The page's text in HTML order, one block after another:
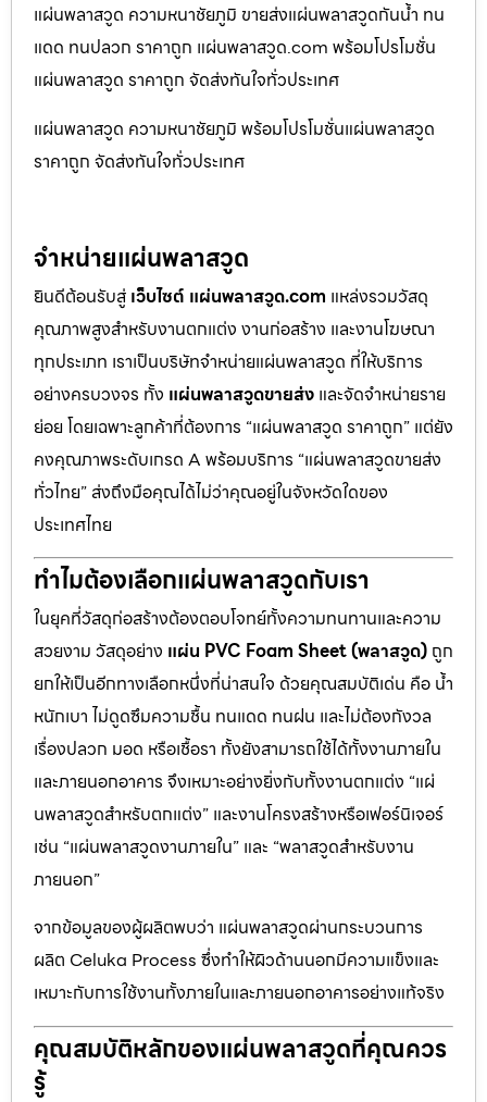
แผ่นพลาสวูด ความหนาชัยภูมิ ขายส่งแผ่นพลาสวูดกันน้ำ ทน
แดด ทนปลวก ราคาถูก แผ่นพลาสวูด.com พร้อมโปรโมชั่น
แผ่นพลาสวูด ราคาถูก จัดส่งทันใจทั่วประเทศ
แผ่นพลาสวูด ความหนาชัยภูมิ พร้อมโปรโมชั่นแผ่นพลาสวูด
ราคาถูก จัดส่งทันใจทั่วประเทศ
จำหน่ายแผ่นพลาสวูด
ยินดีต้อนรับสู่ เว็บไซต์ แผ่นพลาสวูด.com แหล่งรวมวัสดุ
คุณภาพสูงสำหรับงานตกแต่ง งานก่อสร้าง และงานโฆษณา
ทุกประเภท เราเป็นบริษัทจำหน่ายแผ่นพลาสวูด ที่ให้บริการ
อย่างครบวงจร ทั้ง แผ่นพลาสวูดขายส่ง และจัดจำหน่ายราย
ย่อย โดยเฉพาะลูกค้าที่ต้องการ “แผ่นพลาสวูด ราคาถูก” แต่ยัง
คงคุณภาพระดับเกรด A พร้อมบริการ “แผ่นพลาสวูดขายส่ง
ทั่วไทย” ส่งถึงมือคุณได้ไม่ว่าคุณอยู่ในจังหวัดใดของ
ประเทศไทย
ทำไมต้องเลือกแผ่นพลาสวูดกับเรา
ในยุคที่วัสดุก่อสร้างต้องตอบโจทย์ทั้งความทนทานและความ
สวยงาม วัสดุอย่าง แผ่น PVC Foam Sheet (พลาสวูด) ถูก
ยกให้เป็นอีกทางเลือกหนึ่งที่น่าสนใจ ด้วยคุณสมบัติเด่น คือ น้ำ
หนักเบา ไม่ดูดซึมความชื้น ทนแดด ทนฝน และไม่ต้องกังวล
เรื่องปลวก มอด หรือเชื้อรา ทั้งยังสามารถใช้ได้ทั้งงานภายใน
และภายนอกอาคาร จึงเหมาะอย่างยิ่งกับทั้งงานตกแต่ง “แผ่
นพลาสวูดสำหรับตกแต่ง” และงานโครงสร้างหรือเฟอร์นิเจอร์
เช่น “แผ่นพลาสวูดงานภายใน” และ “พลาสวูดสำหรับงาน
ภายนอก”
จากข้อมูลของผู้ผลิตพบว่า แผ่นพลาสวูดผ่านกระบวนการ
ผลิต Celuka Process ซึ่งทำให้ผิวด้านนอกมีความแข็งและ
เหมาะกับการใช้งานทั้งภายในและภายนอกอาคารอย่างแท้จริง
คุณสมบัติหลักของแผ่นพลาสวูดที่คุณควร
รู้